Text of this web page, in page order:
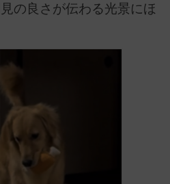
の良さが伝わる光景にほ